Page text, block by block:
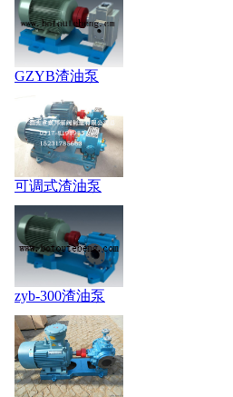
GZYB渣油泵
可调式渣油泵
zyb-300渣油泵